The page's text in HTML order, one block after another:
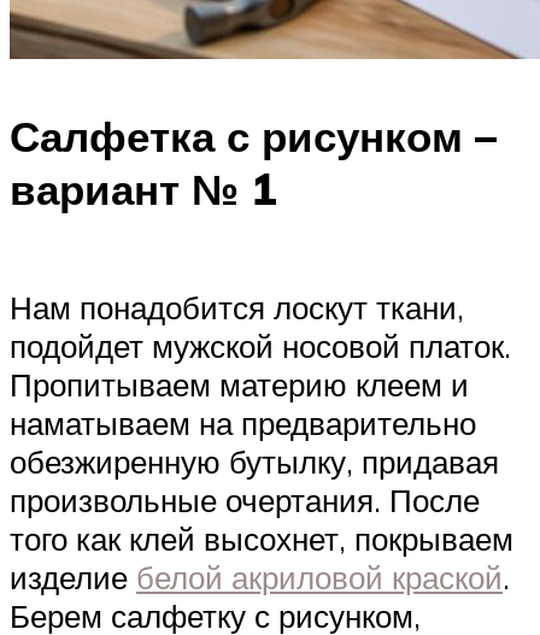
Салфетка с рисунком –
вариант № 1
Нам понадобится лоскут ткани,
подойдет мужской носовой платок.
Пропитываем материю клеем и
наматываем на предварительно
обезжиренную бутылку, придавая
произвольные очертания. После
того как клей высохнет, покрываем
изделие белой акриловой краской.
Берем салфетку с рисунком,